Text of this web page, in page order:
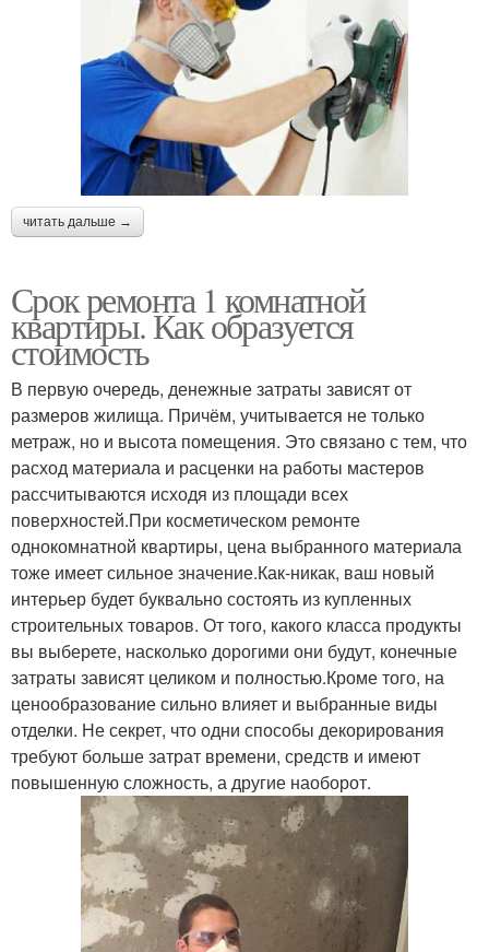
читать дальше →
Срок ремонта 1 комнатной
квартиры. Как образуется
стоимость
В первую очередь, денежные затраты зависят от
размеров жилища. Причём, учитывается не только
метраж, но и высота помещения. Это связано с тем, что
расход материала и расценки на работы мастеров
рассчитываются исходя из площади всех
поверхностей.При косметическом ремонте
однокомнатной квартиры, цена выбранного материала
тоже имеет сильное значение.Как-никак, ваш новый
интерьер будет буквально состоять из купленных
строительных товаров. От того, какого класса продукты
вы выберете, насколько дорогими они будут, конечные
затраты зависят целиком и полностью.Кроме того, на
ценообразование сильно влияет и выбранные виды
отделки. Не секрет, что одни способы декорирования
требуют больше затрат времени, средств и имеют
повышенную сложность, а другие наоборот.